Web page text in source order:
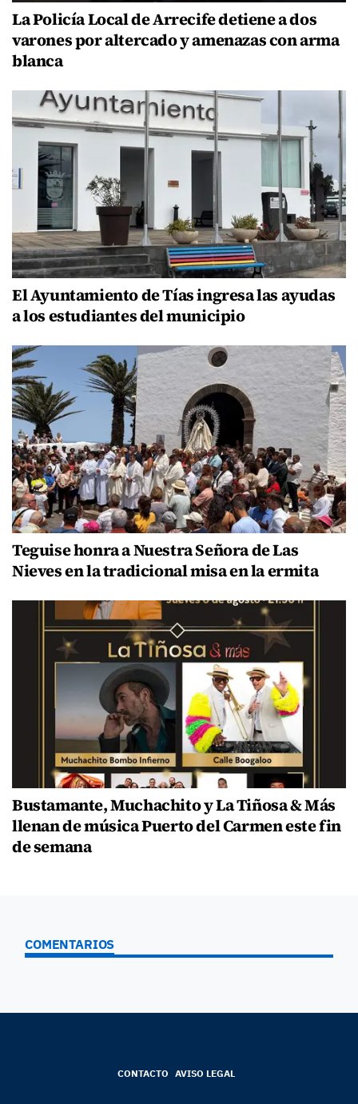
La Policía Local de Arrecife detiene a dos
varones por altercado y amenazas con arma
blanca
El Ayuntamiento de Tías ingresa las ayudas
a los estudiantes del municipio
Teguise honra a Nuestra Señora de Las
Nieves en la tradicional misa en la ermita
Bustamante, Muchachito y La Tiñosa & Más
llenan de música Puerto del Carmen este fin
de semana
COMENTARIOS
CONTACTO AVISO LEGAL